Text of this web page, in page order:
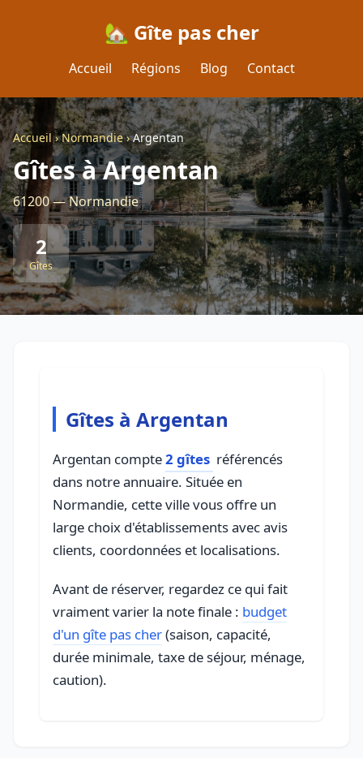
🏡 Gîte pas cher
Accueil Régions Blog Contact
Accueil›Normandie›Argentan
Gîtes à Argentan
61200 — Normandie
2
Gîtes
Gîtes à Argentan
Argentan compte2 gîtes référencés
dans notre annuaire. Située en
Normandie, cette ville vous offre un
large choix d'établissements avec avis
clients, coordonnées et localisations.
Avant de réserver, regardez ce qui fait
vraiment varier la note finale : budget
d'un gîte pas cher(saison, capacité,
durée minimale, taxe de séjour, ménage,
caution).